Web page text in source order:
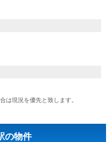
は現況を優先と致します。
の物件